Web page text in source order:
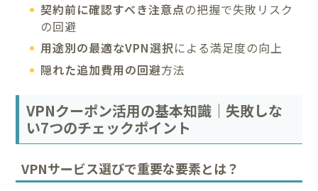
契約前に確認すべき注意点の把握で失敗リスク
の回避
用途別の最適なVPN選択による満足度の向上
隠れた追加費用の回避方法
VPNクーポン活用の基本知識｜失敗しな
い7つのチェックポイント
VPNサービス選びで重要な要素とは？